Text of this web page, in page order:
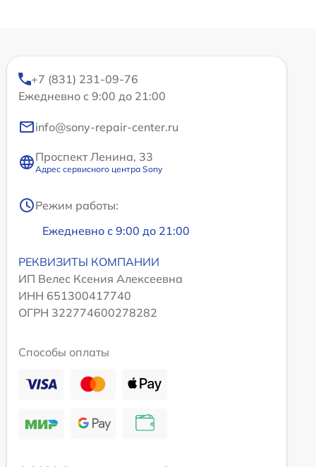
+7 (831) 231-09-76
Ежедневно с 9:00 до 21:00
info@sony-repair-center.ru
Проспект Ленина, 33
Адрес сервисного центра Sony
Режим работы:
Ежедневно с 9:00 до 21:00
РЕКВИЗИТЫ КОМПАНИИ
ИП Велес Ксения Алексеевна
ИНН 651300417740
ОГРН 322774600278282
Способы оплаты